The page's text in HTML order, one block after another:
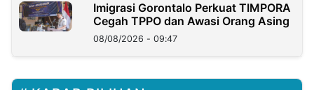
Imigrasi Gorontalo Perkuat TIMPORA
Cegah TPPO dan Awasi Orang Asing
08/08/2026 - 09:47